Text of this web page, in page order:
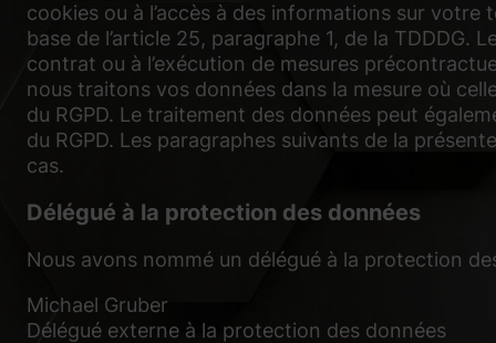
cookies ou à l’accès à des informations sur
base de l’article 25, paragraphe 1, de la TDDDG.
contrat ou à l’exécution de mesures
nous traitons vos données dans la mesure où
du RGPD. Le traitement des données peut
du RGPD. Les paragraphes suivants de la
cas.
Délégué à la protection des données
Nous avons nommé un délégué à la protection
Michael Gruber
Délégué externe à la protection des données